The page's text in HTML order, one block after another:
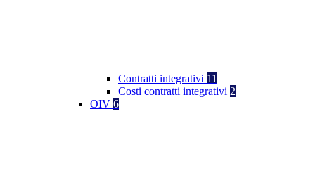
Contratti integrativi 11
Costi contratti integrativi 2
OIV 6